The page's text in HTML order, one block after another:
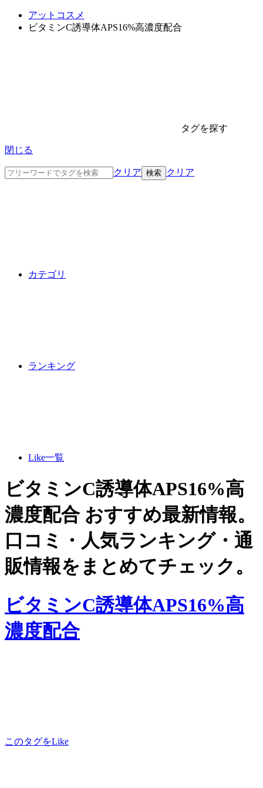
アットコスメ
ビタミンC誘導体APS16%高濃度配合
タグを探す
閉じる
クリア クリア
カテゴリ
ランキング
Like一覧
ビタミンC誘導体APS16%高
濃度配合 おすすめ最新情報。
口コミ・人気ランキング・通
販情報をまとめてチェック。
ビタミンC誘導体APS16%高
濃度配合
このタグをLike